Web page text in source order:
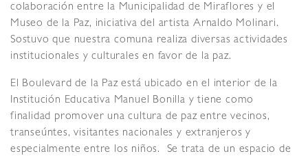
colaboración entre la Municipalidad de Miraflores y el
Museo de la Paz, iniciativa del artista Arnaldo Molinari.
Sostuvo que nuestra comuna realiza diversas actividades
institucionales y culturales en favor de la paz.
El Boulevard de la Paz está ubicado en el interior de la
Institución Educativa Manuel Bonilla y tiene como
finalidad promover una cultura de paz entre vecinos,
transeúntes, visitantes nacionales y extranjeros y
especialmente entre los niños. Se trata de un espacio de